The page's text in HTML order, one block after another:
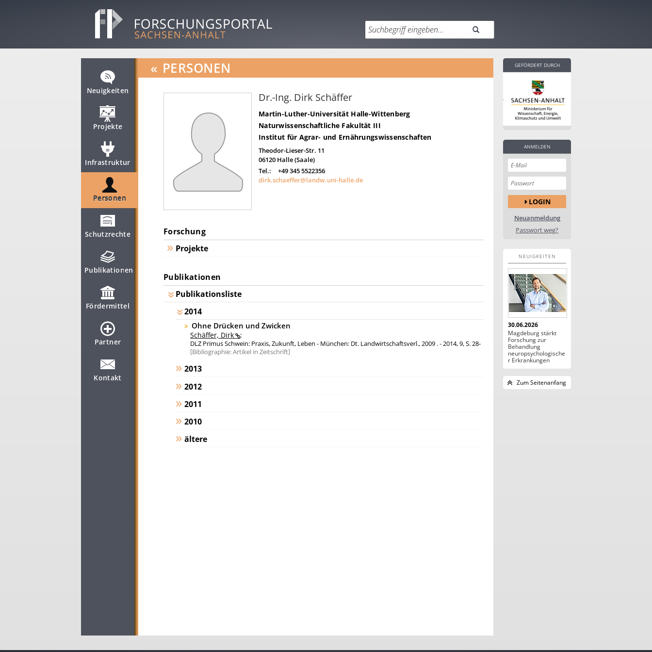
Neuigkeiten
Projekte
Infrastruktur
Personen
Schutzrechte
Publikationen
Fördermittel
Partner
Kontakt
« PERSONEN
Dr.-Ing. Dirk Schäffer
Martin-Luther-Universität Halle-Wittenberg
Naturwissenschaftliche Fakultät III
Institut für Agrar- und Ernährungswissenschaften
Theodor-Lieser-Str. 11
06120 Halle (Saale)
Tel.:
+49 345 5522356
dirk.schaeffer@landw.uni-halle.de
Forschung
Projekte
Publikationen
Publikationsliste
2014
Ohne Drücken und Zwicken
Schäffer, Dirk ;
DLZ Primus Schwein: Praxis, Zukunft, Leben - München: Dt. Landwirtschaftsverl., 2009 . - 2014, 9, S. 28-
Bibliographie:Artikel in Zeitschrift
2013
2012
2011
2010
ältere
GEFÖRDERT DURCH
ANMELDEN
LOGIN
Neuanmeldung
Passwort weg?
NEUIGKEITEN
30.06.2026
Magdeburg stärkt
Forschung zur
Behandlung
neuropsychologische
r Erkrankungen
Zum Seitenanfang